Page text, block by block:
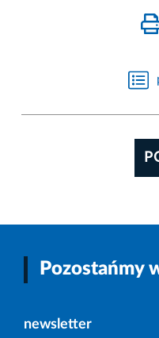
Pozostańmy
newsletter